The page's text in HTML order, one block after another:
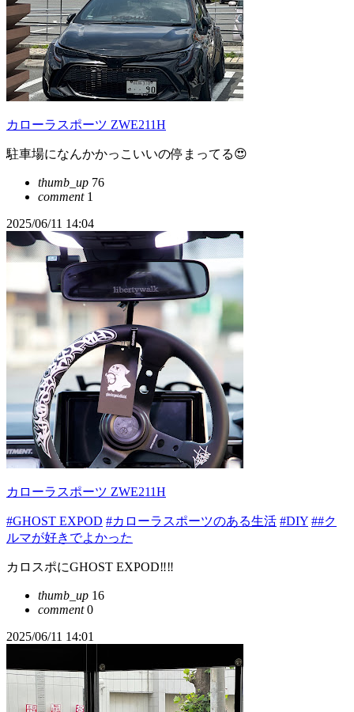
カローラスポーツ ZWE211H
駐車場になんかかっこいいの停まってる😍
thumb_up 76
comment1
2025/06/11 14:04
カローラスポーツ ZWE211H
#GHOST EXPOD #カローラスポーツのある生活 #DIY ##ク
ルマが好きでよかった
カロスポにGHOST EXPOD‼️‼️
thumb_up 16
comment0
2025/06/11 14:01